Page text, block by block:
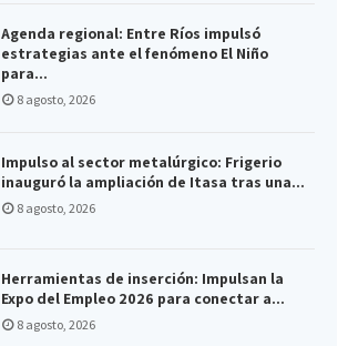
Agenda regional: Entre Ríos impulsó
estrategias ante el fenómeno El Niño
para...
8 agosto, 2026
Impulso al sector metalúrgico: Frigerio
inauguró la ampliación de Itasa tras una...
8 agosto, 2026
Herramientas de inserción: Impulsan la
Expo del Empleo 2026 para conectar a...
8 agosto, 2026